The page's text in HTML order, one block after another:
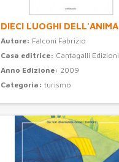
DIECI LUOGHI DELL'ANIMA
Autore: Falconi Fabrizio
Casa editrice: Cantagalli Edizioni
Anno Edizione: 2009
Categoria: turismo